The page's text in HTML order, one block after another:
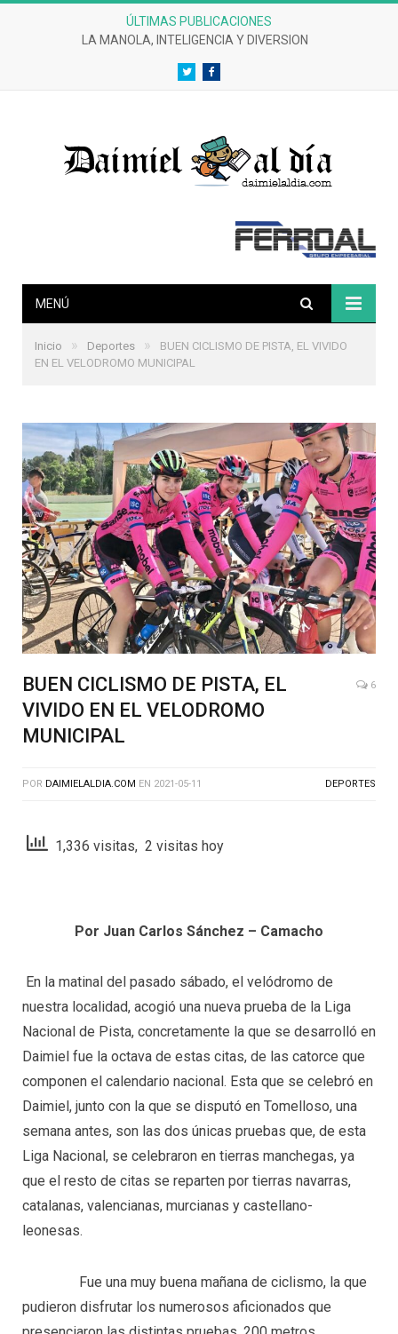
ÚLTIMAS PUBLICACIONES
LA MANOLA, INTELIGENCIA Y DIVERSION
TwitterFacebook
MENÚ
Inicio » Deportes »
BUEN CICLISMO DE PISTA, EL VIVIDO
EN EL VELODROMO MUNICIPAL
BUEN CICLISMO DE PISTA, EL
VIVIDO EN EL VELODROMO
MUNICIPAL
6
POR DAIMIELALDIA.COM EN 2021-05-11 DEPORTES
1,336 visitas, 2 visitas hoy
Por Juan Carlos Sánchez – Camacho
En la matinal del pasado sábado, el velódromo de
nuestra localidad, acogió una nueva prueba de la Liga
Nacional de Pista, concretamente la que se desarrolló en
Daimiel fue la octava de estas citas, de las catorce que
componen el calendario nacional. Esta que se celebró en
Daimiel, junto con la que se disputó en Tomelloso, una
semana antes, son las dos únicas pruebas que, de esta
Liga Nacional, se celebraron en tierras manchegas, ya
que el resto de citas se reparten por tierras navarras,
catalanas, valencianas, murcianas y castellano-
leonesas.
Fue una muy buena mañana de ciclismo, la que
pudieron disfrutar los numerosos aficionados que